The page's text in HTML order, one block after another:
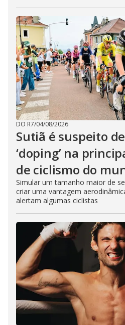
DO R7/04/08/2026
Sutiã é suspeito
‘doping’ na
de ciclismo do
Simular um tamanho maior de
criar uma vantagem
alertam algumas ciclistas